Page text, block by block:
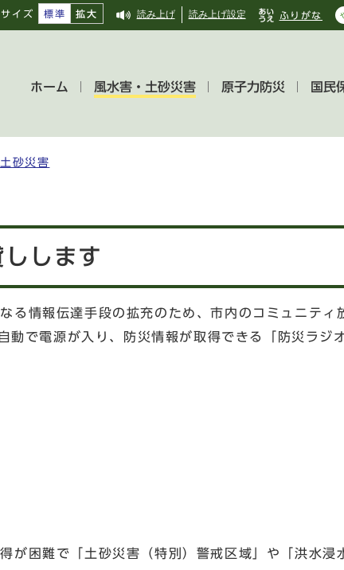
イズ 標準 拡大 読み上げ 読み上げ設定 ふりがな
ホーム 風水害・土砂災害 原子力防災 国民
砂災害
します
る情報伝達手段の拡充のため、市内のコミュニティ
で電源が入り、防災情報が取得できる「防災ラジ
が困難で「土砂災害（特別）警戒区域」や「洪水浸